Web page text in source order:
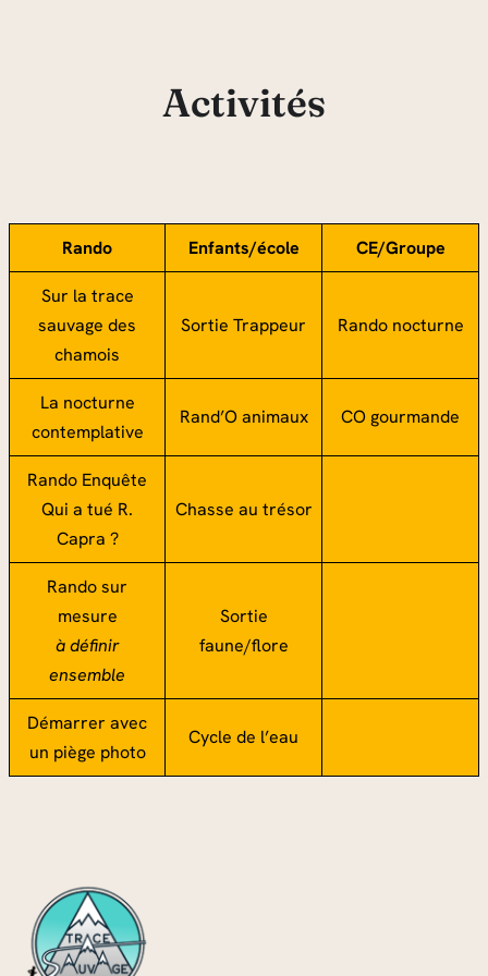
Activités
Rando Enfants/école CE/Groupe
Sur la trace
sauvage des
chamois
Sortie Trappeur Rando nocturne
La nocturne
contemplative
Rand’O animaux CO gourmande
Rando Enquête
Qui a tué R.
Capra ?
Chasse au trésor
Rando sur
mesure
à définir
ensemble
Sortie
faune/flore
Démarrer avec
un piège photo
Cycle de l’eau